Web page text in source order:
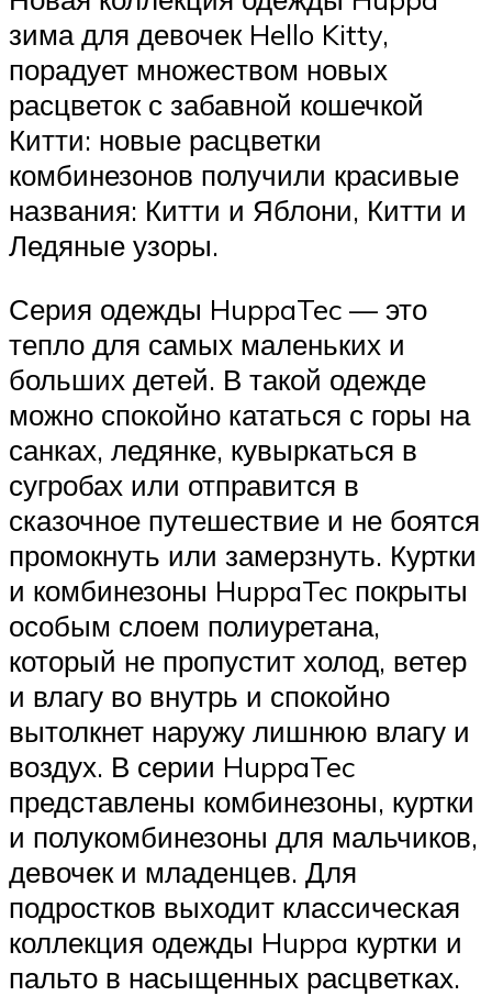
зима для девочек Hello Kitty,
порадует множеством новых
расцветок с забавной кошечкой
Китти: новые расцветки
комбинезонов получили красивые
названия: Китти и Яблони, Китти и
Ледяные узоры.
Серия одежды HuppaTec — это
тепло для самых маленьких и
больших детей. В такой одежде
можно спокойно кататься с горы на
санках, ледянке, кувыркаться в
сугробах или отправится в
сказочное путешествие и не боятся
промокнуть или замерзнуть. Куртки
и комбинезоны HuppaTec покрыты
особым слоем полиуретана,
который не пропустит холод, ветер
и влагу во внутрь и спокойно
вытолкнет наружу лишнюю влагу и
воздух. В серии HuppaTec
представлены комбинезоны, куртки
и полукомбинезоны для мальчиков,
девочек и младенцев. Для
подростков выходит классическая
коллекция одежды Huppa куртки и
пальто в насыщенных расцветках.